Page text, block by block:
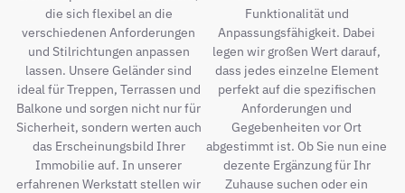
die sich flexibel an die
verschiedenen Anforderungen
und Stilrichtungen anpassen
lassen. Unsere Geländer sind
ideal für Treppen, Terrassen und
Balkone und sorgen nicht nur für
Sicherheit, sondern werten auch
das Erscheinungsbild Ihrer
Immobilie auf. In unserer
erfahrenen Werkstatt stellen wir
Funktionalität und
Anpassungsfähigkeit. Dabei
legen wir großen Wert darauf,
dass jedes einzelne Element
perfekt auf die spezifischen
Anforderungen und
Gegebenheiten vor Ort
abgestimmt ist. Ob Sie nun eine
dezente Ergänzung für Ihr
Zuhause suchen oder ein